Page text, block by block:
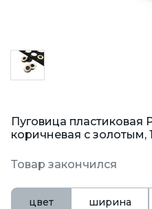
Пуговица пластиковая
коричневая с золотым,
Товар закончился
цвет ширина